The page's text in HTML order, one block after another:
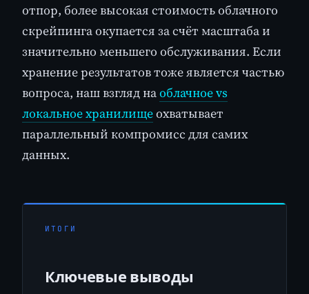
отпор, более высокая стоимость облачного
скрейпинга окупается за счёт масштаба и
значительно меньшего обслуживания. Если
хранение результатов тоже является частью
вопроса, наш взгляд наоблачное vs
локальное хранилищеохватывает
параллельный компромисс для самих
данных.
ИТОГИ
Ключевые выводы